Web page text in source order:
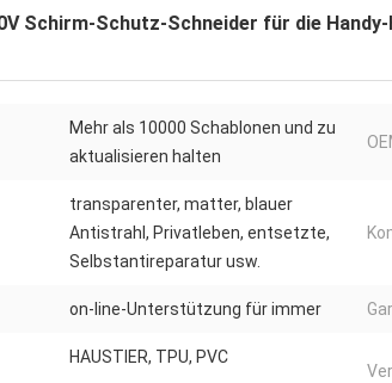
Schirm-Schutz-Schneider für die
Mehr als 10000 Schablonen und zu
aktualisieren halten
transparenter, matter, blauer
Antistrahl, Privatleben, entsetzte,
Selbstantireparatur usw.
on-line-Unterstützung für immer
HAUSTIER, TPU, PVC